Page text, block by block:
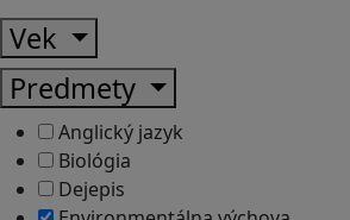
Vek
Predmety
Anglický jazyk
Biológia
Dejepis